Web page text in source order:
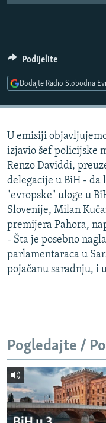
SPECIJALI RSE
VIŠE OD NASLOVA
TV LIBERTY
POST SCRIPTUM
MOJA EVROPA
TRI DECENIJE OD RATA U
SVE KARTE DEJTONA
NASTANAK I RASPAD
PRATITE NAS
Sve RFE/RL
Podijelite
Dodajte Radio Slobodna
U emisiji
izjavio šef policijske
Renzo Daviddi,
delegacije u BiH - da
"evropske" uloge u
Slovenije, Milan
premijera Pahora,
- Šta je posebno
parlamentaraca u
pojačanu saradnju, i
Pogledajte /